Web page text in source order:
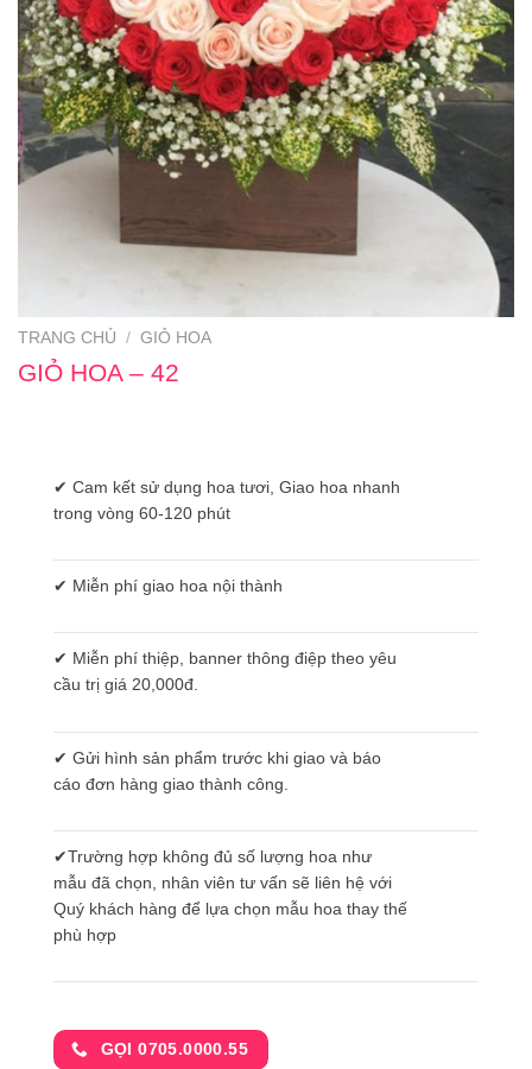
TRANG CHỦ / GIỎ HOA
GIỎ HOA – 42
✔ Cam kết sử dụng hoa tươi, Giao hoa nhanh
trong vòng 60-120 phút
✔ Miễn phí giao hoa nội thành
✔ Miễn phí thiệp, banner thông điệp theo yêu
cầu trị giá 20,000đ.
✔ Gửi hình sản phẩm trước khi giao và báo
cáo đơn hàng giao thành công.
✔Trường hợp không đủ số lượng hoa như
mẫu đã chọn, nhân viên tư vấn sẽ liên hệ với
Quý khách hàng để lựa chọn mẫu hoa thay thế
phù hợp
GỌI 0705.0000.55